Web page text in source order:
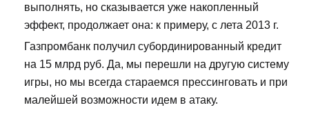
выполнять, но сказывается уже накопленный
эффект, продолжает она: к примеру, с лета 2013 г.
Газпромбанк получил субординированный кредит
на 15 млрд руб. Да, мы перешли на другую систему
игры, но мы всегда стараемся прессинговать и при
малейшей возможности идем в атаку.